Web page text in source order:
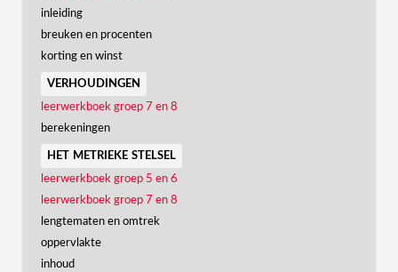
inleiding
breuken en procenten
korting en winst
verhoudingen
leerwerkboek groep 7 en 8
berekeningen
het metrieke stelsel
leerwerkboek groep 5 en 6
leerwerkboek groep 7 en 8
lengtematen en omtrek
oppervlakte
inhoud